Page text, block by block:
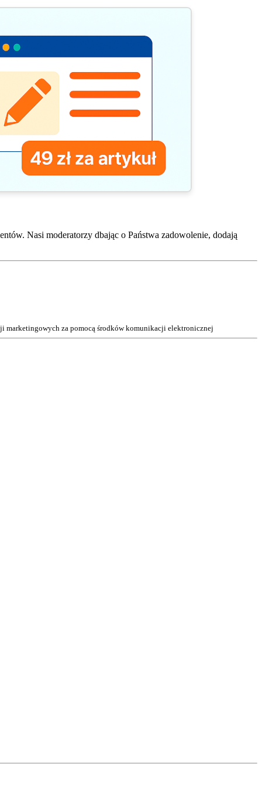
Nasi moderatorzy dbając o Państwa zadowolenie, dodają
marketingowych za pomocą środków komunikacji elektronicznej